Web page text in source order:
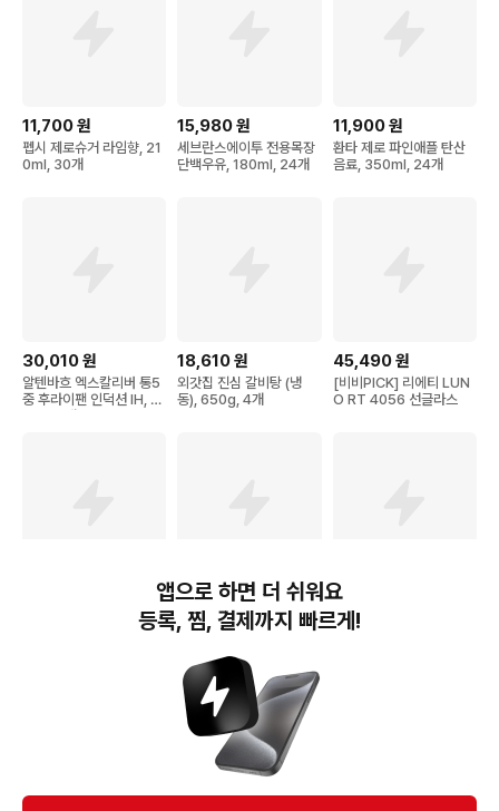
11,700원
펩시 제로슈거 라임향, 21
0ml, 30개
15,980원
세브란스에이투 전용목장
단백우유, 180ml, 24개
11,900원
환타 제로 파인애플 탄산
음료, 350ml, 24개
30,010원
알텐바흐 엑스칼리버 통5
중 후라이팬 인덕션 IH, 2
8cm, 1개
18,610원
외갓집 진심 갈비탕 (냉
동), 650g, 4개
45,490원
[비비PICK] 리에티 LUN
O RT 4056 선글라스
비비드키친 저당 닭가슴살
브리또 숯불매콤 (냉동), 1
10,950원
파파레서피 블레미쉬 효소
클렌징 파우더, 50g, 1개
58,800
[서귀포] 더큐브 리조트 제
주 ★오늘만이가격!★ 인
번개장터(주) 사업자정보, 이용약관 및 기타 법적고지
번개장터㈜는 통신판매중개자이며, 통신판매의 당사자가 아닙니다. 전자상거래 등에서의
소비자보호에 관한 법률 등 관련 법령 및 번개장터㈜의 약관에 따라 상품, 상품정보, 거래에 관한 책임은
개별 판매자에게 귀속하고, 번개장터㈜는 원칙적으로 회원간 거래에 대하여 책임을 지지 않습니다.
다만, 번개장터㈜가 직접 판매하는 상품에 대한 책임은 번개장터㈜에게 귀속합니다.
앱으로 하면 더 쉬워요
등록, 찜, 결제까지 빠르게!